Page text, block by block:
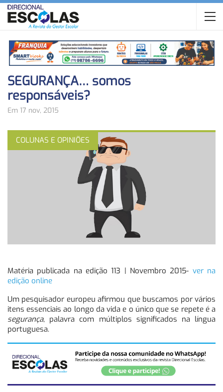
SEGURANÇA… somos
responsáveis?
Em 17 nov, 2015
COLUNAS E OPINIÕES
Matéria publicada na edição 113 | Novembro 2015- ver na
edição online
Um pesquisador europeu afirmou que buscamos por vários
itens essenciais ao longo da vida e o único que se repete é a
segurança, palavra com múltiplos significados na língua
portuguesa.